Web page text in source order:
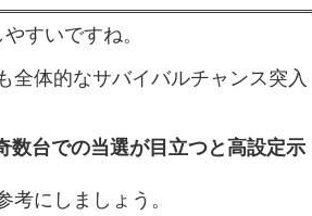
すいですね。
全体的なサバイバルチャンス突入
数台での当選が目立つと高設定示
考にしましょう。